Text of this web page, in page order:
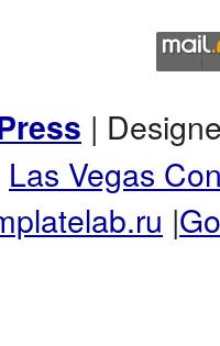
|
Las Vegas
|